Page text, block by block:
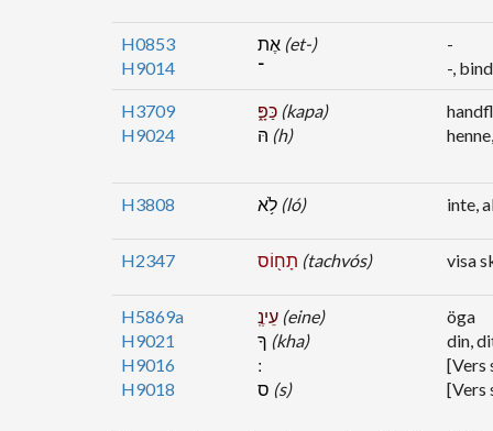
H0853
H9014
(et-)
־
-
-,
H3709
H9024
(kapa)
(h)
H3808 (ló) inte,
H2347 (tachvós) visa
H5869a
H9021
H9016
H9018
(eine)
(kha)
(s)
öga
din,
[Vers
[Vers